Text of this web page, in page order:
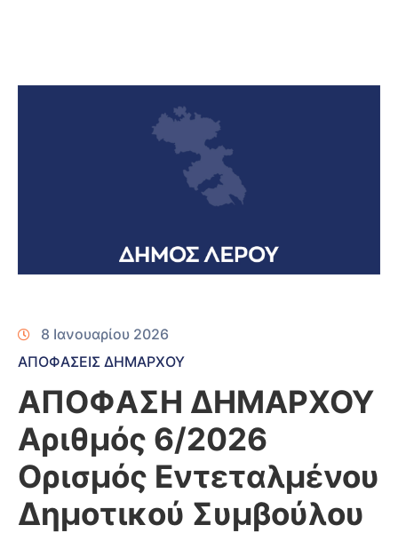
8 Ιανουαρίου 2026
ΑΠΟΦΑΣΕΙΣ ΔΗΜΑΡΧΟΥ
ΑΠΟΦΑΣΗ ΔΗΜΑΡΧΟΥ
Αριθμός 6/2026
Ορισμός Εντεταλμένου
Δημοτικού Συμβούλου